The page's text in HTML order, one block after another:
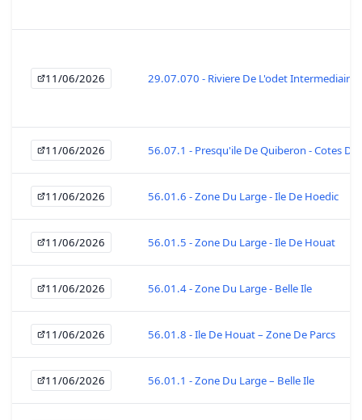
11/06/2026 29.07.070 - Riviere De L'odet Intermediaire
11/06/2026 56.07.1 - Presqu'ile De Quiberon - Cotes
11/06/2026 56.01.6 - Zone Du Large - Ile De Hoedic
11/06/2026 56.01.5 - Zone Du Large - Ile De Houat
11/06/2026 56.01.4 - Zone Du Large - Belle Ile
11/06/2026 56.01.8 - Ile De Houat – Zone De Parcs
11/06/2026 56.01.1 - Zone Du Large – Belle Ile